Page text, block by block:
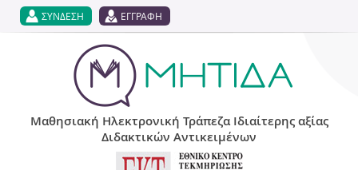
Jump to navigation
ΣΥΝΔΕΣΗ ΕΓΓΡΑΦΗ
Μαθησιακή Ηλεκτρονική Τράπεζα Ιδιαίτερης αξίας
Διδακτικών Αντικειμένων